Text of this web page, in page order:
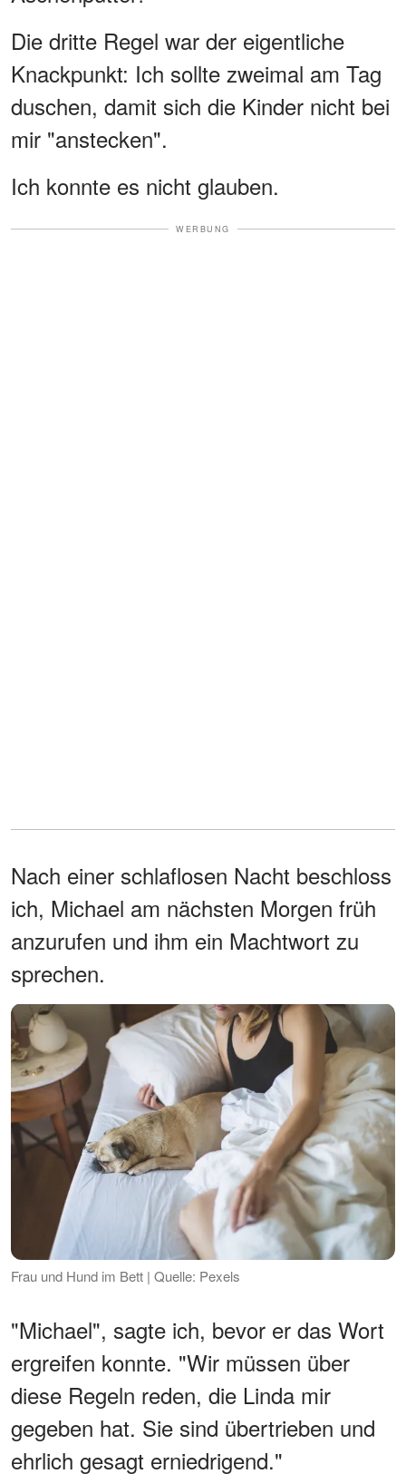
Die dritte Regel war der eigentliche
Knackpunkt: Ich sollte zweimal am Tag
duschen, damit sich die Kinder nicht bei
mir "anstecken".
Ich konnte es nicht glauben.
WERBUNG
Nach einer schlaflosen Nacht beschloss
ich, Michael am nächsten Morgen früh
anzurufen und ihm ein Machtwort zu
sprechen.
Frau und Hund im Bett | Quelle: Pexels
"Michael", sagte ich, bevor er das Wort
ergreifen konnte. "Wir müssen über
diese Regeln reden, die Linda mir
gegeben hat. Sie sind übertrieben und
ehrlich gesagt erniedrigend."